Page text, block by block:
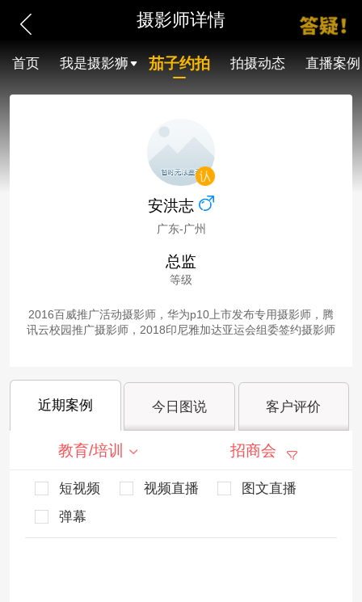
摄影师详情
首页 我是摄影狮 茄子约拍 拍摄动态 直播案例
安洪志
广东-广州
总监
等级
2016百威推广活动摄影师，华为p10上市发布专用摄影师，腾
讯云校园推广摄影师，2018印尼雅加达亚运会组委签约摄影师
近期案例 今日图说 客户评价
教育/培训 招商会
短视频 视频直播
图文直播
弹幕